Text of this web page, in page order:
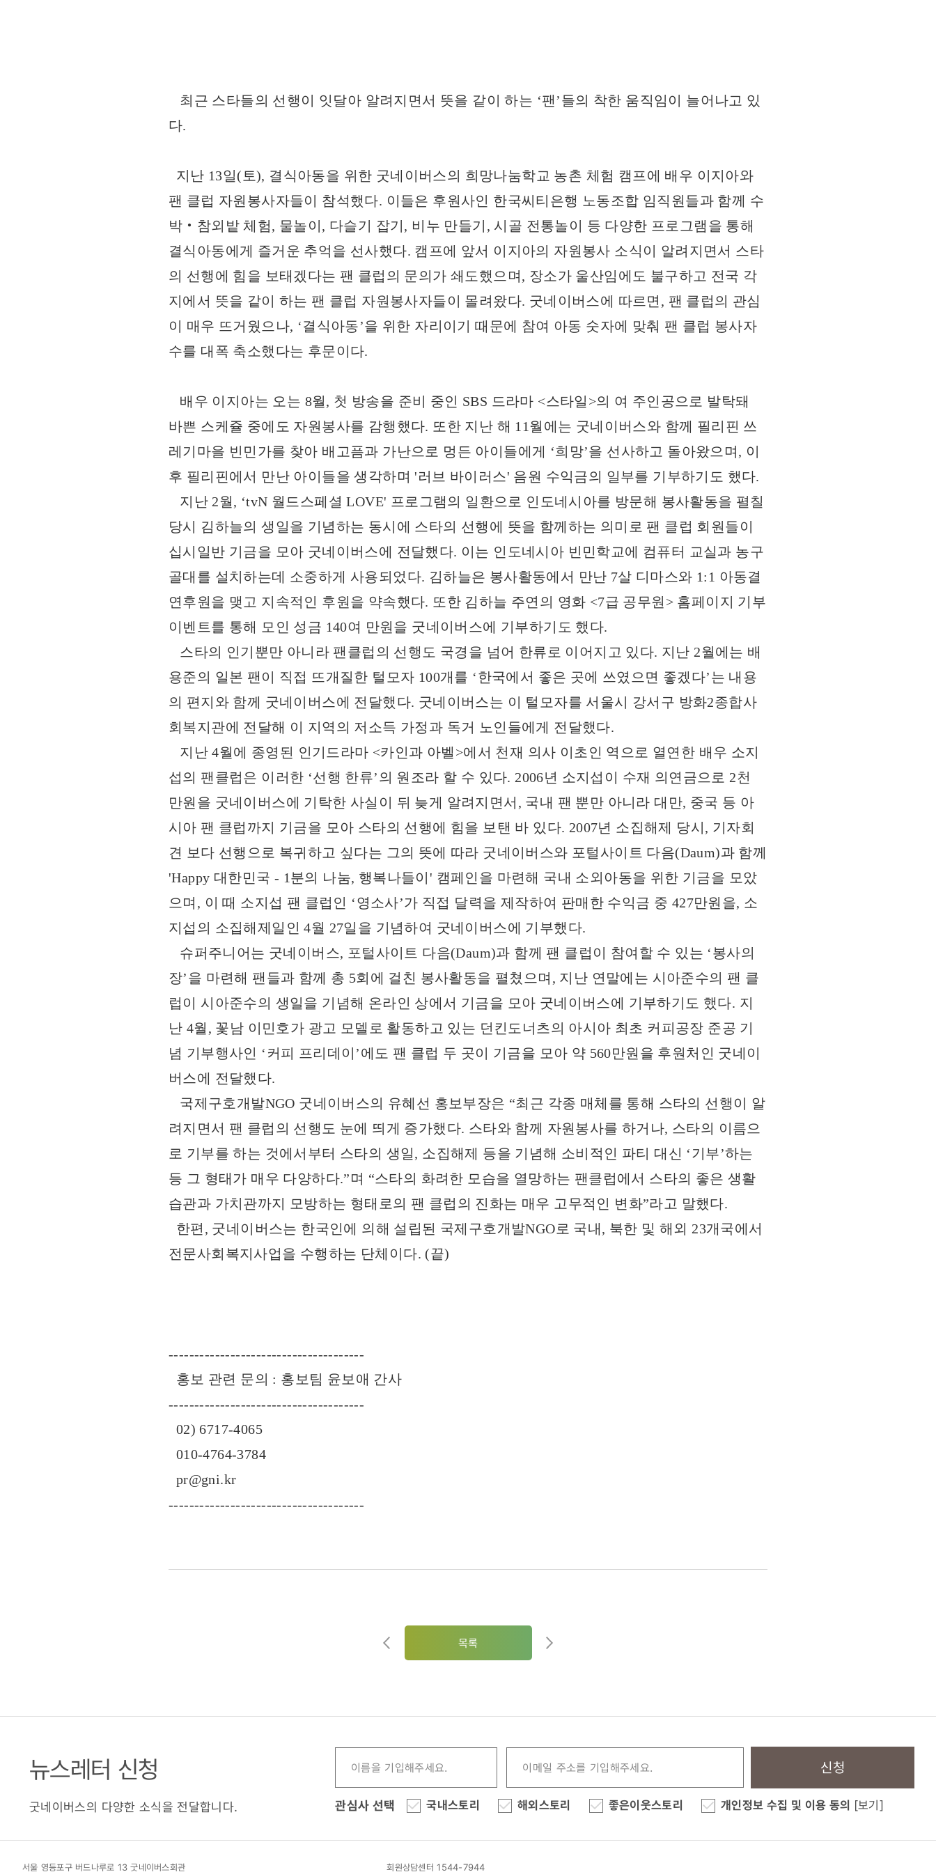
최근 스타들의 선행이 잇달아 알려지면서 뜻을 같이 하는 ‘팬’들의 착한 움직임이 늘어나고 있
다.
지난 13일(토), 결식아동을 위한 굿네이버스의 희망나눔학교 농촌 체험 캠프에 배우 이지아와
팬 클럽 자원봉사자들이 참석했다. 이들은 후원사인 한국씨티은행 노동조합 임직원들과 함께 수
박‧참외밭 체험, 물놀이, 다슬기 잡기, 비누 만들기, 시골 전통놀이 등 다양한 프로그램을 통해
결식아동에게 즐거운 추억을 선사했다. 캠프에 앞서 이지아의 자원봉사 소식이 알려지면서 스타
의 선행에 힘을 보태겠다는 팬 클럽의 문의가 쇄도했으며, 장소가 울산임에도 불구하고 전국 각
지에서 뜻을 같이 하는 팬 클럽 자원봉사자들이 몰려왔다. 굿네이버스에 따르면, 팬 클럽의 관심
이 매우 뜨거웠으나, ‘결식아동’을 위한 자리이기 때문에 참여 아동 숫자에 맞춰 팬 클럽 봉사자
수를 대폭 축소했다는 후문이다.
배우 이지아는 오는 8월, 첫 방송을 준비 중인 SBS 드라마 <스타일>의 여 주인공으로 발탁돼
바쁜 스케쥴 중에도 자원봉사를 감행했다. 또한 지난 해 11월에는 굿네이버스와 함께 필리핀 쓰
레기마을 빈민가를 찾아 배고픔과 가난으로 멍든 아이들에게 ‘희망’을 선사하고 돌아왔으며, 이
후 필리핀에서 만난 아이들을 생각하며 '러브 바이러스' 음원 수익금의 일부를 기부하기도 했다.
지난 2월, ‘tvN 월드스페셜 LOVE' 프로그램의 일환으로 인도네시아를 방문해 봉사활동을 펼칠
당시 김하늘의 생일을 기념하는 동시에 스타의 선행에 뜻을 함께하는 의미로 팬 클럽 회원들이
십시일반 기금을 모아 굿네이버스에 전달했다. 이는 인도네시아 빈민학교에 컴퓨터 교실과 농구
골대를 설치하는데 소중하게 사용되었다. 김하늘은 봉사활동에서 만난 7살 디마스와 1:1 아동결
연후원을 맺고 지속적인 후원을 약속했다. 또한 김하늘 주연의 영화 <7급 공무원> 홈페이지 기부
이벤트를 통해 모인 성금 140여 만원을 굿네이버스에 기부하기도 했다.
스타의 인기뿐만 아니라 팬클럽의 선행도 국경을 넘어 한류로 이어지고 있다. 지난 2월에는 배
용준의 일본 팬이 직접 뜨개질한 털모자 100개를 ‘한국에서 좋은 곳에 쓰였으면 좋겠다’는 내용
의 편지와 함께 굿네이버스에 전달했다. 굿네이버스는 이 털모자를 서울시 강서구 방화2종합사
회복지관에 전달해 이 지역의 저소득 가정과 독거 노인들에게 전달했다.
지난 4월에 종영된 인기드라마 <카인과 아벨>에서 천재 의사 이초인 역으로 열연한 배우 소지
섭의 팬클럽은 이러한 ‘선행 한류’의 원조라 할 수 있다. 2006년 소지섭이 수재 의연금으로 2천
만원을 굿네이버스에 기탁한 사실이 뒤 늦게 알려지면서, 국내 팬 뿐만 아니라 대만, 중국 등 아
시아 팬 클럽까지 기금을 모아 스타의 선행에 힘을 보탠 바 있다. 2007년 소집해제 당시, 기자회
견 보다 선행으로 복귀하고 싶다는 그의 뜻에 따라 굿네이버스와 포털사이트 다음(Daum)과 함께
'Happy 대한민국 - 1분의 나눔, 행복나들이' 캠페인을 마련해 국내 소외아동을 위한 기금을 모았
으며, 이 때 소지섭 팬 클럽인 ‘영소사’가 직접 달력을 제작하여 판매한 수익금 중 427만원을, 소
지섭의 소집해제일인 4월 27일을 기념하여 굿네이버스에 기부했다.
슈퍼주니어는 굿네이버스, 포털사이트 다음(Daum)과 함께 팬 클럽이 참여할 수 있는 ‘봉사의
장’을 마련해 팬들과 함께 총 5회에 걸친 봉사활동을 펼쳤으며, 지난 연말에는 시아준수의 팬 클
럽이 시아준수의 생일을 기념해 온라인 상에서 기금을 모아 굿네이버스에 기부하기도 했다. 지
난 4월, 꽃남 이민호가 광고 모델로 활동하고 있는 던킨도너츠의 아시아 최초 커피공장 준공 기
념 기부행사인 ‘커피 프리데이’에도 팬 클럽 두 곳이 기금을 모아 약 560만원을 후원처인 굿네이
버스에 전달했다.
국제구호개발NGO 굿네이버스의 유혜선 홍보부장은 “최근 각종 매체를 통해 스타의 선행이 알
려지면서 팬 클럽의 선행도 눈에 띄게 증가했다. 스타와 함께 자원봉사를 하거나, 스타의 이름으
로 기부를 하는 것에서부터 스타의 생일, 소집해제 등을 기념해 소비적인 파티 대신 ‘기부’하는
등 그 형태가 매우 다양하다.”며 “스타의 화려한 모습을 열망하는 팬클럽에서 스타의 좋은 생활
습관과 가치관까지 모방하는 형태로의 팬 클럽의 진화는 매우 고무적인 변화”라고 말했다.
한편, 굿네이버스는 한국인에 의해 설립된 국제구호개발NGO로 국내, 북한 및 해외 23개국에서
전문사회복지사업을 수행하는 단체이다. (끝)
--------------------------------------
홍보 관련 문의 : 홍보팀 윤보애 간사
--------------------------------------
02) 6717-4065
010-4764-3784
pr@gni.kr
--------------------------------------
목록
뉴스레터 신청
굿네이버스의 다양한 소식을 전달합니다.
신청
관심사 선택 국내스토리 해외스토리 좋은이웃스토리 개인정보 수집 및 이용 동의 [보기]
서울 영등포구 버드나루로 13 굿네이버스회관 회원상담센터 1544-7944